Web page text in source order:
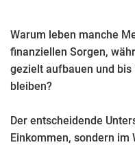
Warum leben manche
finanziellen Sorgen,
gezielt aufbauen und
bleiben?
Der entscheidende
Einkommen, sondern im